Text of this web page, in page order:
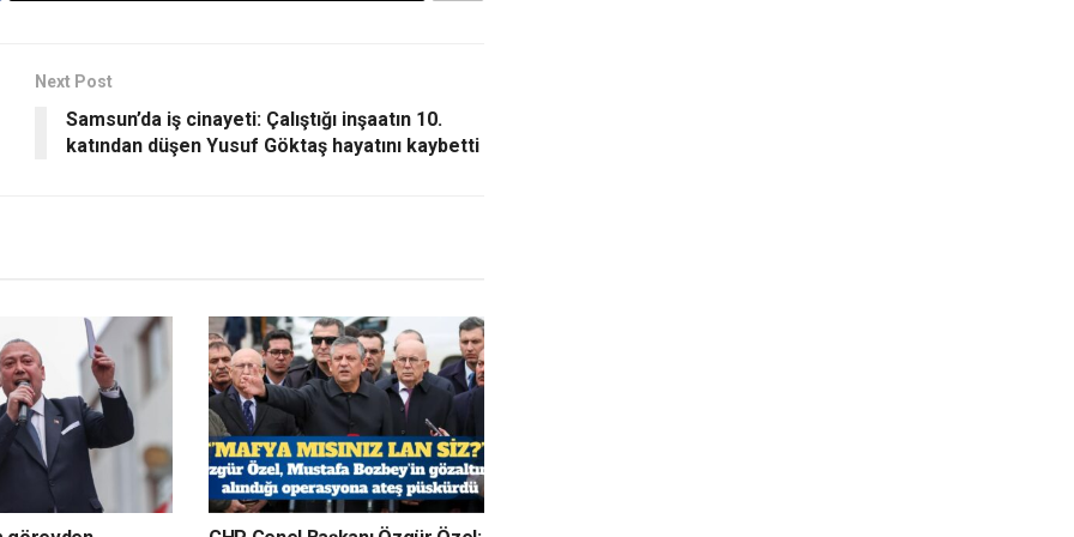
Next Post
Samsun’da iş cinayeti: Çalıştığı inşaatın 10.
katından düşen Yusuf Göktaş hayatını kaybetti